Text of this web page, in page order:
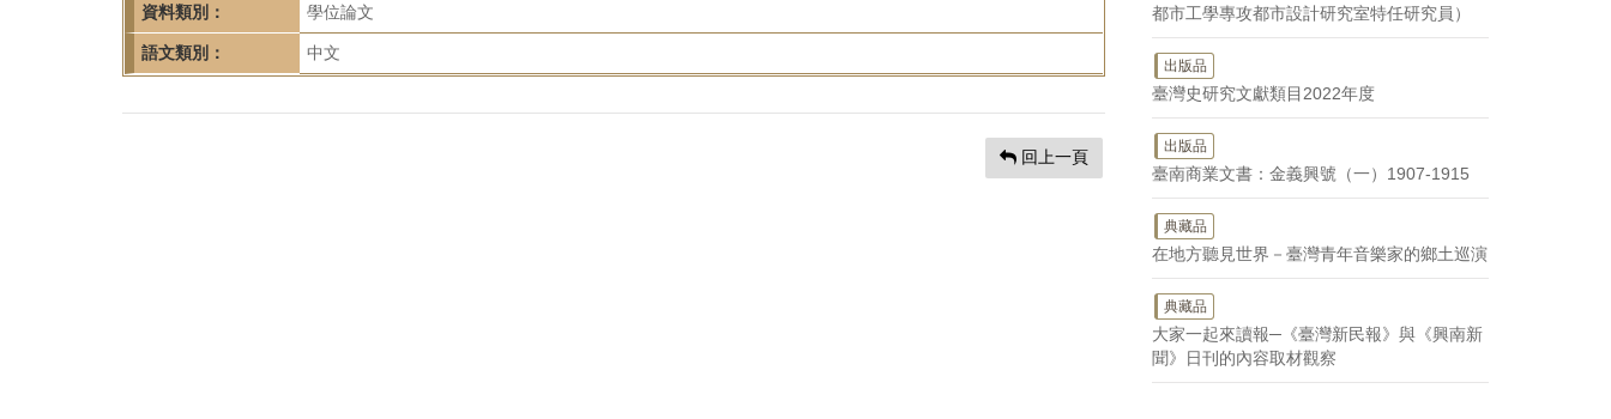
資料類別： 學位論文
語文類別： 中文
回上一頁
都市工學專攻都市設計研究室特任研究員）
出版品
臺灣史研究文獻類目2022年度
出版品
臺南商業文書：金義興號（一）1907-1915
典藏品
在地方聽見世界－臺灣青年音樂家的鄉土巡演
典藏品
大家一起來讀報─《臺灣新民報》與《興南新
聞》日刊的內容取材觀察